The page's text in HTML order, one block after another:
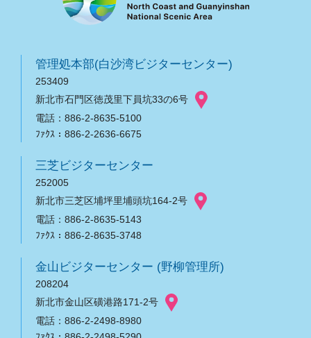
管理処本部(白沙湾ビジターセンター)
253409
新北市石門区徳茂里下員坑33の6号
電話：886-2-8635-5100
ﾌｧｸｽ：886-2-2636-6675
三芝ビジターセンター
252005
新北市三芝区埔坪里埔頭坑164-2号
電話：886-2-8635-5143
ﾌｧｸｽ：886-2-8635-3748
金山ビジターセンター (野柳管理所)
208204
新北市金山区磺港路171-2号
電話：886-2-2498-8980